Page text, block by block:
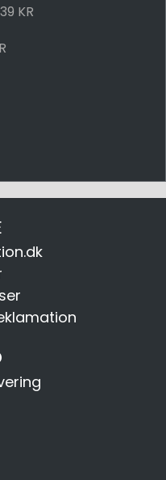
KR